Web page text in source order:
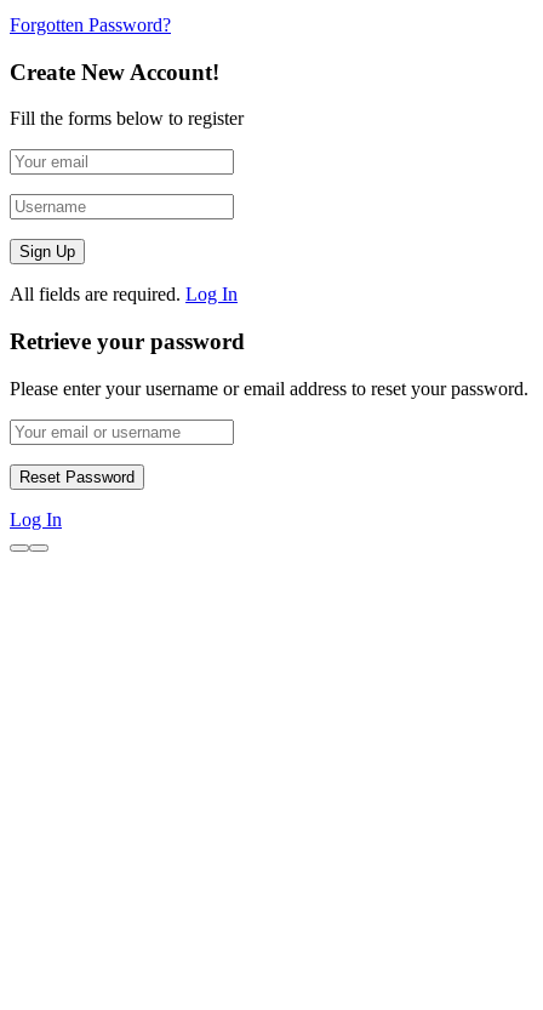
Forgotten Password?
Create New Account!
Fill the forms below to register
All fields are required. Log In
Retrieve your password
Please enter your username or email address to reset your password.
Log In